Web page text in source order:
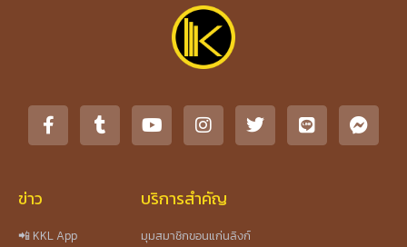
ข่าว
📲 KKL App
บริการสำคัญ
มุมสมาชิกขอนแก่นลิงก์